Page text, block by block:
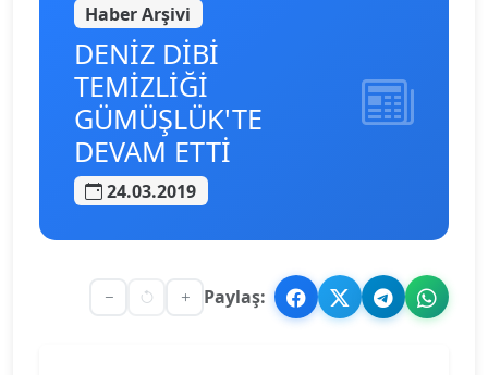
Haber Arşivi
DENİZ DİBİ
TEMİZLİĞİ
GÜMÜŞLÜK'TE
DEVAM ETTİ
24.03.2019
Paylaş: